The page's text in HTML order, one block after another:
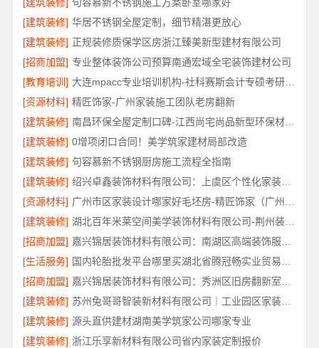
[建筑装修] 华居不锈钢全屋定制，细节精湛更放心
[建筑装修] 正规装修质保学区房浙江臻美新型建材有限公司
[招商加盟] 专业整体装饰公司预算南通宏域全宅装饰建材公司
[教育培训]
大连mpacc专业培训机构-社科赛斯会计专硕考研只教解题思路和技巧
[资源材料] 精匠饰家-广州家装施工团队老房翻新
[建筑装修]
南昌环保全屋定制口碑-江西尚宅尚品新型环保材料有限公司
[建筑装修] 0增项闭口合同！美学筑家建材局部改造
[建筑装修] 句容慕新不锈钢厨房施工流程全指南
[建筑装修]
绍兴卓鑫装饰材料有限公司：上虞区个性化家装无隐形增项
[资源材料]
[建筑装修]
湖北百年米莱空间美学装饰材料有限公司-荆州装修公司婚房
[招商加盟]
[生活服务]
[招商加盟]
[建筑装修]
苏州兔哥哥智装新材料有限公司｜工业园区家装儿童房环保
[建筑装修] 源头直供建材湖南美学筑家公司哪家专业
[建筑装修] 浙江乐享新材料有限公司省内家装定制报价